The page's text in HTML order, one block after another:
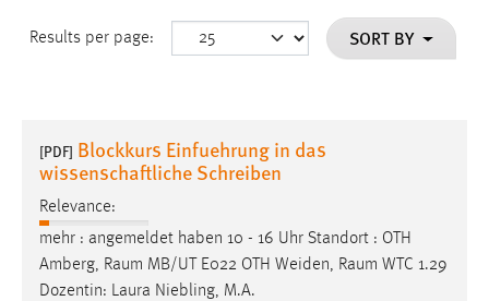
Results per page: SORT BY
[PDF] Blockkurs Einfuehrung in das
wissenschaftliche Schreiben
Relevance:
mehr : angemeldet haben 10 - 16 Uhr Standort : OTH
Amberg, Raum MB/UT E022 OTH Weiden, Raum WTC 1.29
Dozentin: Laura Niebling, M.A.